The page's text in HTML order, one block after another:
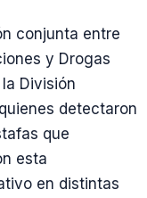
conjunta entre
y Drogas
División
detectaron
que
esta
en distintas